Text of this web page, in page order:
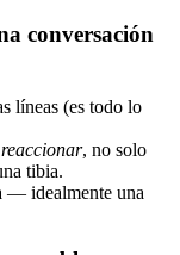
conversación
líneas (es todo lo
reaccionar, no solo
tibia.
— idealmente una